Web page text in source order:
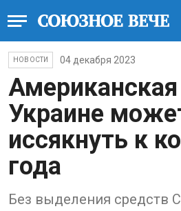
НОВОСТИ 04 декабря 2023
Украине
иссякнуть к
года
Без выделения средств